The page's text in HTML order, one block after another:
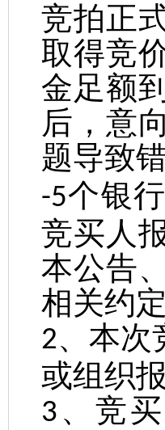
竞拍正
取得竞
金足额
后，意
题导致
-5个银
竞买人
本公告
相关约定
2、本次
或组织
3 、竞